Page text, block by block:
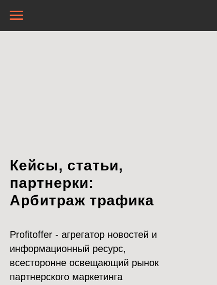
Кейсы, статьи,
партнерки:
Арбитраж трафика
Profitoffer - агрегатор новостей и
информационный ресурс,
всесторонне освещающий рынок
партнерского маркетинга